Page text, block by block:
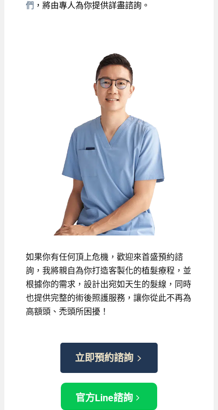
們 ，將由專人為你提供詳盡諮詢。
如果你有任何頂上危機，歡迎來首盛預約諮
詢，我將親自為你打造客製化的植髮療程，並
根據你的需求，設計出宛如天生的髮線，同時
也提供完整的術後照護服務，讓你從此不再為
高額頭、禿頭所困擾！
立即預約諮詢
官方Line諮詢